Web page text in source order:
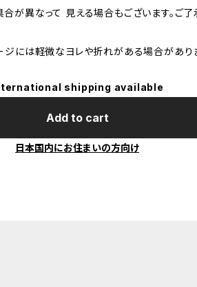
異なって 見える場合もございます。ご了
には軽微なヨレや折れがある場合があり
shipping available
Add to cart
日本国内にお住まいの方向け